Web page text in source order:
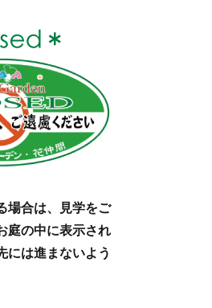
場合は、見学をご
庭の中に表示され
には進まないよう